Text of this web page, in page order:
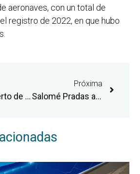
aeronaves, con un total de
registro de 2022, en que hubo
El aeropuerto de Castellón refuerza la actividad de mantenimiento de aeronaves durante la temporada de invierno
Próxima
Salomé Pradas anuncia la puesta en marcha en el aeropuerto de Castellón de un segundo banco de ensayos de motores espaciales